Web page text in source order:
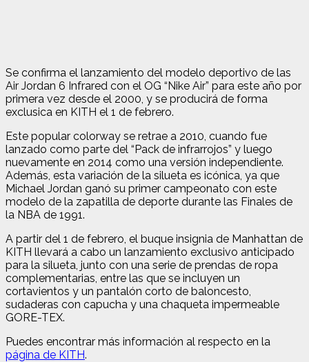
Se confirma el lanzamiento del modelo deportivo de las
Air Jordan 6 Infrared con el OG “Nike Air” para este año por
primera vez desde el 2000, y se producirá de forma
exclusica en KITH el 1 de febrero.
Este popular colorway se retrae a 2010, cuando fue
lanzado como parte del “Pack de infrarrojos” y luego
nuevamente en 2014 como una versión independiente.
Además, esta variación de la silueta es icónica, ya que
Michael Jordan ganó su primer campeonato con este
modelo de la zapatilla de deporte durante las Finales de
la NBA de 1991.
A partir del 1 de febrero, el buque insignia de Manhattan de
KITH llevará a cabo un lanzamiento exclusivo anticipado
para la silueta, junto con una serie de prendas de ropa
complementarias, entre las que se incluyen un
cortavientos y un pantalón corto de baloncesto,
sudaderas con capucha y una chaqueta impermeable
GORE-TEX.
Puedes encontrar más información al respecto en la
página de KITH.